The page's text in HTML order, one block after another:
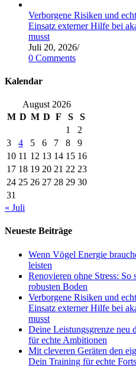
Verborgene Risiken und
Einsatz externer Hilfe bei
musst
Juli 20, 2026/
0 Comments
Kalendar
August 2026
M D M D F S
S
1
2
3
4 5 6 7 8
9
10 11 12 13 14 15 16
17 18 19 20 21 22 23
24 25 26 27 28 29 30
31
« Juli
Neueste Beiträge
Wenn Vögel Energie
leisten
Renovieren ohne Stress: So
robusten Boden
Verborgene Risiken und
Einsatz externer Hilfe bei
musst
Deine Leistungsgrenze neu
für echte Ambitionen
Mit cleveren Geräten den
Dein Training für echte